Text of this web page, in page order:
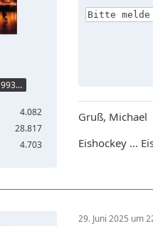
Stehplatz 1975/76-1993/94
4.082
28.817
4.703
Bitte
Gruß, Michael
Eishockey …
29. Juni 2025 um